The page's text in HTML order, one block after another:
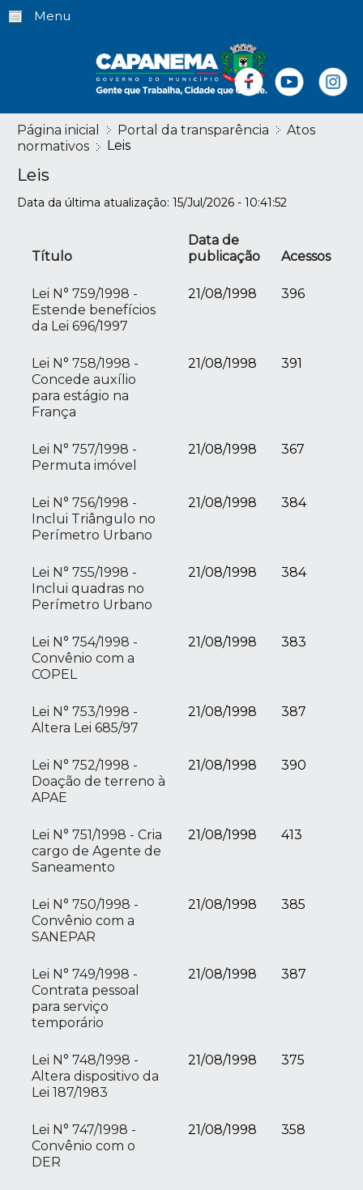
Menu
Página inicial Portal da transparência
Atos
normativos
Leis
Leis
Data da última atualização: 15/Jul/2026 - 10:41:52
Título
Data de
publicação
Acessos
Lei N° 759/1998 -
Estende benefícios
da Lei 696/1997
21/08/1998 396
Lei N° 758/1998 -
Concede auxílio
para estágio na
França
21/08/1998 391
Lei N° 757/1998 -
Permuta imóvel
21/08/1998 367
Lei N° 756/1998 -
Inclui Triângulo no
Perímetro Urbano
21/08/1998 384
Lei N° 755/1998 -
Inclui quadras no
Perímetro Urbano
21/08/1998 384
Lei N° 754/1998 -
Convênio com a
COPEL
21/08/1998 383
Lei N° 753/1998 -
Altera Lei 685/97
21/08/1998 387
Lei N° 752/1998 -
Doação de terreno à
APAE
21/08/1998 390
Lei N° 751/1998 - Cria
cargo de Agente de
Saneamento
21/08/1998 413
Lei N° 750/1998 -
Convênio com a
SANEPAR
21/08/1998 385
Lei N° 749/1998 -
Contrata pessoal
para serviço
temporário
21/08/1998 387
Lei N° 748/1998 -
Altera dispositivo da
Lei 187/1983
21/08/1998 375
Lei N° 747/1998 -
Convênio com o
DER
21/08/1998 358